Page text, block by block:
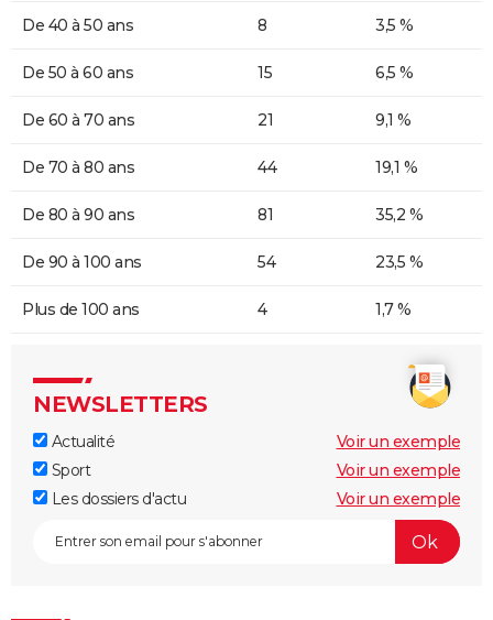
De 40 à 50 ans 8 3,5 %
De 50 à 60 ans 15 6,5 %
De 60 à 70 ans 21 9,1 %
De 70 à 80 ans 44 19,1 %
De 80 à 90 ans 81 35,2 %
De 90 à 100 ans 54 23,5 %
Plus de 100 ans 4 1,7 %
NEWSLETTERS
Actualité
Voir un exemple
Sport
Voir un exemple
Les dossiers d'actu
Voir un exemple